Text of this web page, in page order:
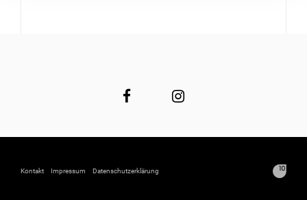
Kontakt Impressum Datenschutzerklärung